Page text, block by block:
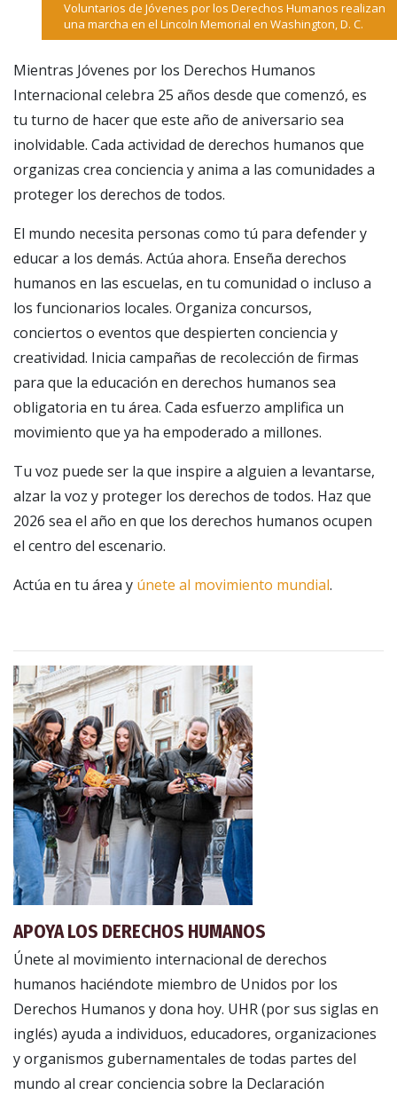
Voluntarios de Jóvenes por los Derechos Humanos realizan
una marcha en el Lincoln Memorial en Washington, D. C.
Mientras Jóvenes por los Derechos Humanos
Internacional celebra 25 años desde que comenzó, es
tu turno de hacer que este año de aniversario sea
inolvidable. Cada actividad de derechos humanos que
organizas crea conciencia y anima a las comunidades a
proteger los derechos de todos.
El mundo necesita personas como tú para defender y
educar a los demás. Actúa ahora. Enseña derechos
humanos en las escuelas, en tu comunidad o incluso a
los funcionarios locales. Organiza concursos,
conciertos o eventos que despierten conciencia y
creatividad. Inicia campañas de recolección de firmas
para que la educación en derechos humanos sea
obligatoria en tu área. Cada esfuerzo amplifica un
movimiento que ya ha empoderado a millones.
Tu voz puede ser la que inspire a alguien a levantarse,
alzar la voz y proteger los derechos de todos. Haz que
2026 sea el año en que los derechos humanos ocupen
el centro del escenario.
Actúa en tu área y únete al movimiento mundial.
APOYA LOS DERECHOS HUMANOS
Únete al movimiento internacional de derechos
humanos haciéndote miembro de Unidos por los
Derechos Humanos y dona hoy. UHR (por sus siglas en
inglés) ayuda a individuos, educadores, organizaciones
y organismos gubernamentales de todas partes del
mundo al crear conciencia sobre la Declaración